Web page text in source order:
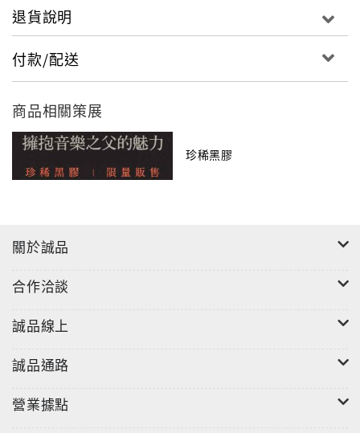
錄音成就一般,錄音發燒、演奏緻密高雅,絕對是必
藏的稀有珍品.
全球限量250套雖然自幼即展露天份,但Paul Burger仍
退貨說明
付款/配送
商品相關策展
珍稀黑膠
關於誠品
合作洽談
誠品線上
誠品通路
營業據點